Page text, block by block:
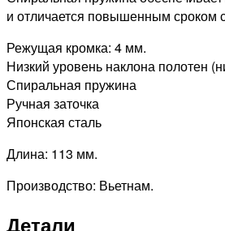
и отличается повышенным сроком
Режущая кромка: 4 мм.
Низкий уровень наклона полотен
Спиральная пружина
Ручная заточка
Японская сталь
Длина: 113 мм.
Производство: Вьетнам.
Детали